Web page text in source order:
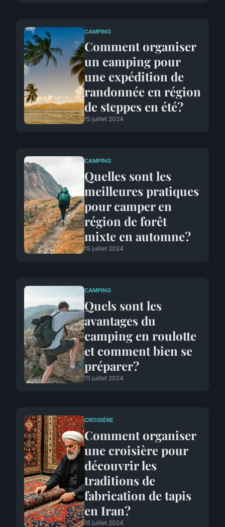
CAMPING
Comment organiser
un camping pour
une expédition de
randonnée en région
de steppes en été?
15 juillet 2024
CAMPING
Quelles sont les
meilleures pratiques
pour camper en
région de forêt
mixte en automne?
15 juillet 2024
CAMPING
Quels sont les
avantages du
camping en roulotte
et comment bien se
préparer?
15 juillet 2024
CROISIÈRE
Comment organiser
une croisière pour
découvrir les
traditions de
fabrication de tapis
en Iran?
15 juillet 2024